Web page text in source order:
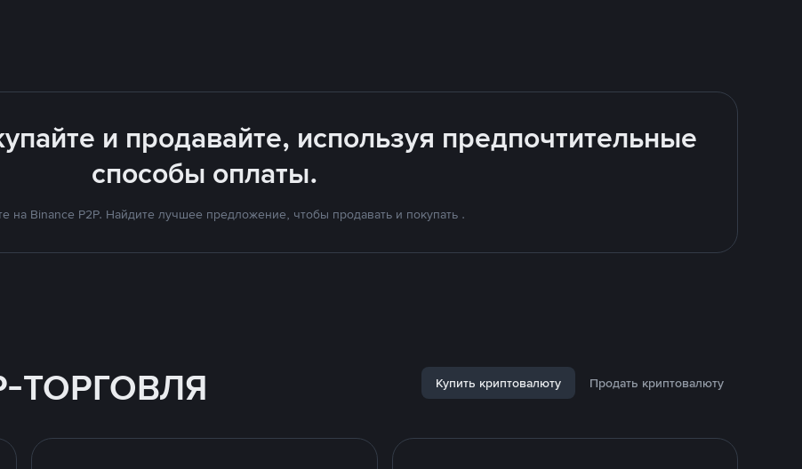
и продавайте, используя предпочтительные
способы оплаты.
на Binance P2P. Найдите лучшее предложение, чтобы продавать и покупать .
ТОРГОВЛЯ Купить криптовалюту Продать криптовалюту